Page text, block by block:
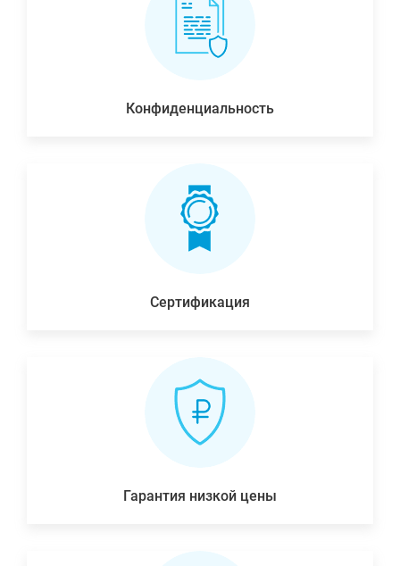
Конфиденциальность
Сертификация
Гарантия низкой цены